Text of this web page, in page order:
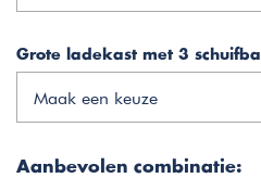
Grote ladekast met 3
Maak een keuze
Aanbevolen combinatie: